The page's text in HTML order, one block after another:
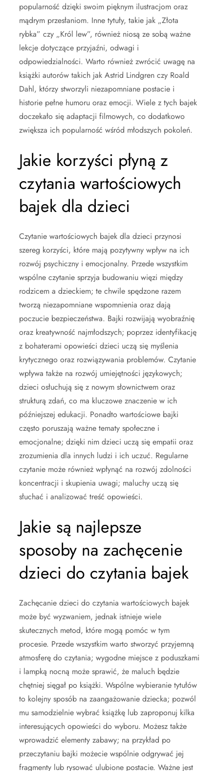
popularność dzięki swoim pięknym ilustracjom oraz
mądrym przesłaniom. Inne tytuły, takie jak „Złota
rybka” czy „Król lew”, również niosą ze sobą ważne
lekcje dotyczące przyjaźni, odwagi i
odpowiedzialności. Warto również zwrócić uwagę na
książki autorów takich jak Astrid Lindgren czy Roald
Dahl, którzy stworzyli niezapomniane postacie i
historie pełne humoru oraz emocji. Wiele z tych bajek
doczekało się adaptacji filmowych, co dodatkowo
zwiększa ich popularność wśród młodszych pokoleń.
Jakie korzyści płyną z
czytania wartościowych
bajek dla dzieci
Czytanie wartościowych bajek dla dzieci przynosi
szereg korzyści, które mają pozytywny wpływ na ich
rozwój psychiczny i emocjonalny. Przede wszystkim
wspólne czytanie sprzyja budowaniu więzi między
rodzicem a dzieckiem; te chwile spędzone razem
tworzą niezapomniane wspomnienia oraz dają
poczucie bezpieczeństwa. Bajki rozwijają wyobraźnię
oraz kreatywność najmłodszych; poprzez identyfikację
z bohaterami opowieści dzieci uczą się myślenia
krytycznego oraz rozwiązywania problemów. Czytanie
wpływa także na rozwój umiejętności językowych;
dzieci osłuchują się z nowym słownictwem oraz
strukturą zdań, co ma kluczowe znaczenie w ich
późniejszej edukacji. Ponadto wartościowe bajki
często poruszają ważne tematy społeczne i
emocjonalne; dzięki nim dzieci uczą się empatii oraz
zrozumienia dla innych ludzi i ich uczuć. Regularne
czytanie może również wpłynąć na rozwój zdolności
koncentracji i skupienia uwagi; maluchy uczą się
słuchać i analizować treść opowieści.
Jakie są najlepsze
sposoby na zachęcenie
dzieci do czytania bajek
Zachęcanie dzieci do czytania wartościowych bajek
może być wyzwaniem, jednak istnieje wiele
skutecznych metod, które mogą pomóc w tym
procesie. Przede wszystkim warto stworzyć przyjemną
atmosferę do czytania; wygodne miejsce z poduszkami
i lampką nocną może sprawić, że maluch będzie
chętniej sięgał po książki. Wspólne wybieranie tytułów
to kolejny sposób na zaangażowanie dziecka; pozwól
mu samodzielnie wybrać książkę lub zaproponuj kilka
interesujących opowieści do wyboru. Możesz także
wprowadzić elementy zabawy; na przykład po
przeczytaniu bajki możecie wspólnie odgrywać jej
fragmenty lub rysować ulubione postacie. Ważne jest